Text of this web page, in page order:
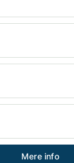
Mere info